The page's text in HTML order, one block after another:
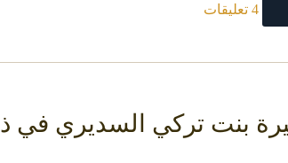
4 تعليقات
بنت تركي السديري في